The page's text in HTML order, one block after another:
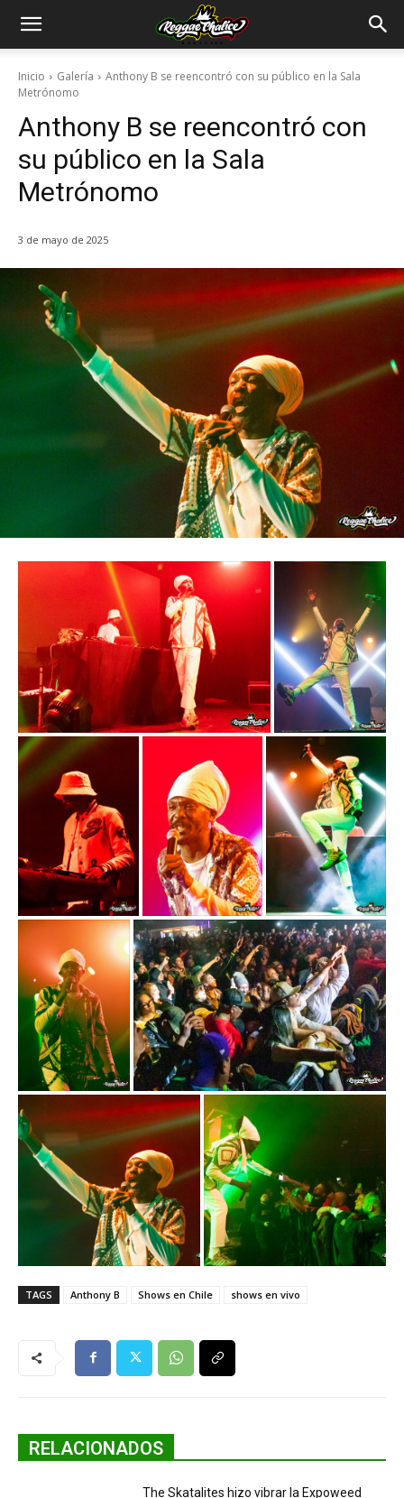
Inicio Galería
Anthony B se reencontró con su público en la Sala
Metrónomo
Anthony B se reencontró con
su público en la Sala
Metrónomo
3 de mayo de 2025
TAGS Anthony B Shows en Chile shows en vivo
RELACIONADOS
The Skatalites hizo vibrar la Expoweed